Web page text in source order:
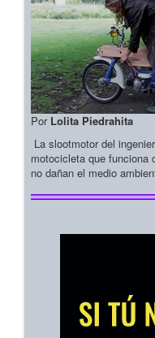
Por Lolita Piedrahita
La slootmotor del
motocicleta que
no dañan el medio